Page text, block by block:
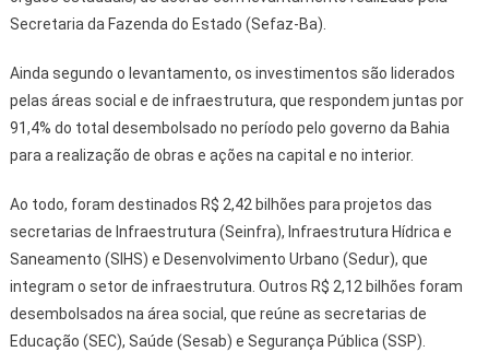
Secretaria da Fazenda do Estado (Sefaz-Ba).
Ainda segundo o levantamento, os investimentos são liderados
pelas áreas social e de infraestrutura, que respondem juntas por
91,4% do total desembolsado no período pelo governo da Bahia
para a realização de obras e ações na capital e no interior.
Ao todo, foram destinados R$ 2,42 bilhões para projetos das
secretarias de Infraestrutura (Seinfra), Infraestrutura Hídrica e
Saneamento (SIHS) e Desenvolvimento Urbano (Sedur), que
integram o setor de infraestrutura. Outros R$ 2,12 bilhões foram
desembolsados na área social, que reúne as secretarias de
Educação (SEC), Saúde (Sesab) e Segurança Pública (SSP).